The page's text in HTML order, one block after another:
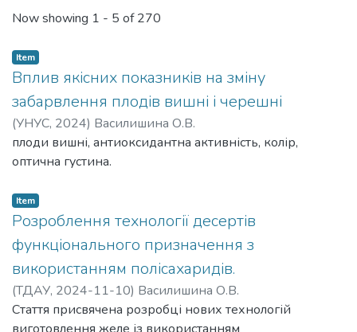
Recent Submissions
Now showing 1 - 5 of 270
Item
Вплив якісних показників на зміну
забарвлення плодів вишні і черешні
(УНУС, 2024) Василишина О.В.
плоди вишні, антиоксидантна активність, колір,
оптична густина.
Item
Розроблення технології десертів
функціонального призначення з
використанням полісахаридів.
(ТДАУ, 2024-11-10) Василишина О.В.
Стаття присвячена розробці нових технологій